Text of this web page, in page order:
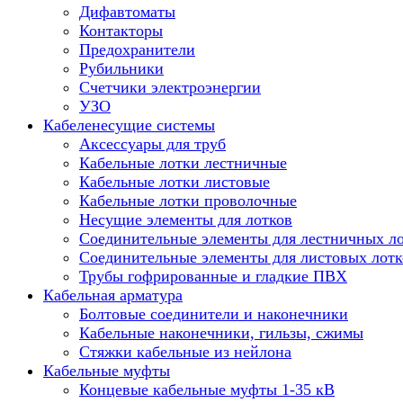
Дифавтоматы
Контакторы
Предохранители
Рубильники
Счетчики электроэнергии
УЗО
Кабеленесущие системы
Аксессуары для труб
Кабельные лотки лестничные
Кабельные лотки листовые
Кабельные лотки проволочные
Несущие элементы для лотков
Соединительные элементы для лестничных
Соединительные элементы для листовых
Трубы гофрированные и гладкие ПВХ
Кабельная арматура
Болтовые соединители и наконечники
Кабельные наконечники, гильзы, сжимы
Стяжки кабельные из нейлона
Кабельные муфты
Концевые кабельные муфты 1-35 кВ